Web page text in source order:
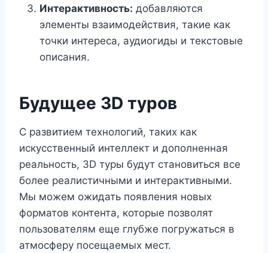
Интерактивность: добавляются
элементы взаимодействия, такие как
точки интереса, аудиогиды и текстовые
описания.
Будущее 3D туров
С развитием технологий, таких как
искусственный интеллект и дополненная
реальность, 3D туры будут становиться все
более реалистичными и интерактивными.
Мы можем ожидать появления новых
форматов контента, которые позволят
пользователям еще глубже погружаться в
атмосферу посещаемых мест.